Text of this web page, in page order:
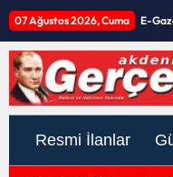
07 Ağustos 2026, Cuma E-
Resmi İlanlar